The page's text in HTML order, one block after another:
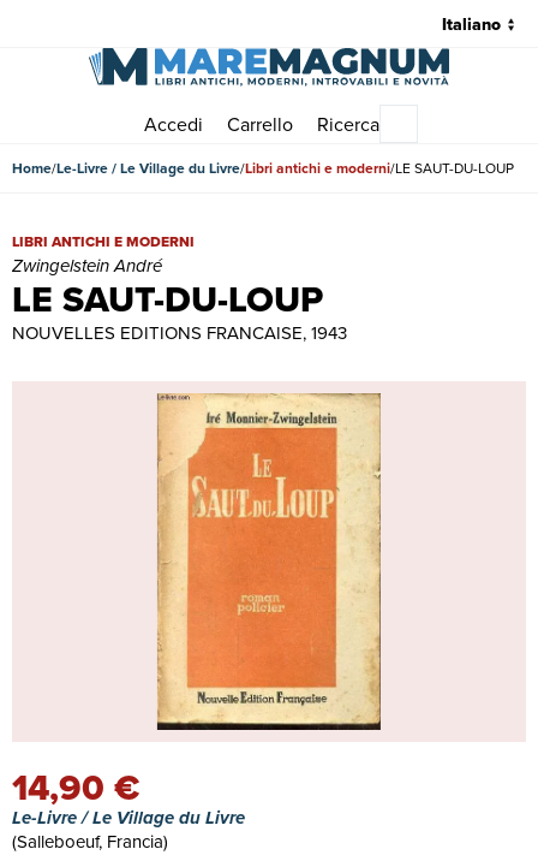
Accedi Carrello Ricerca
Home Le-Livre / Le Village du Livre Libri antichi e moderni LE SAUT-DU-LOUP
LE SAUT-DU-LOUP
LE SAUT-DU-LOUP | Libri antichi e moderni | Zwingelstein André
LIBRI ANTICHI E MODERNI
Zwingelstein André
NOUVELLES EDITIONS FRANCAISE, 1943
14,90 €
Le-Livre / Le Village du Livre
(Salleboeuf, Francia)